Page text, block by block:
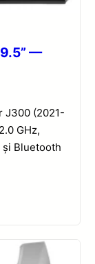
—
J300 (2021-
GHz,
și Bluetooth